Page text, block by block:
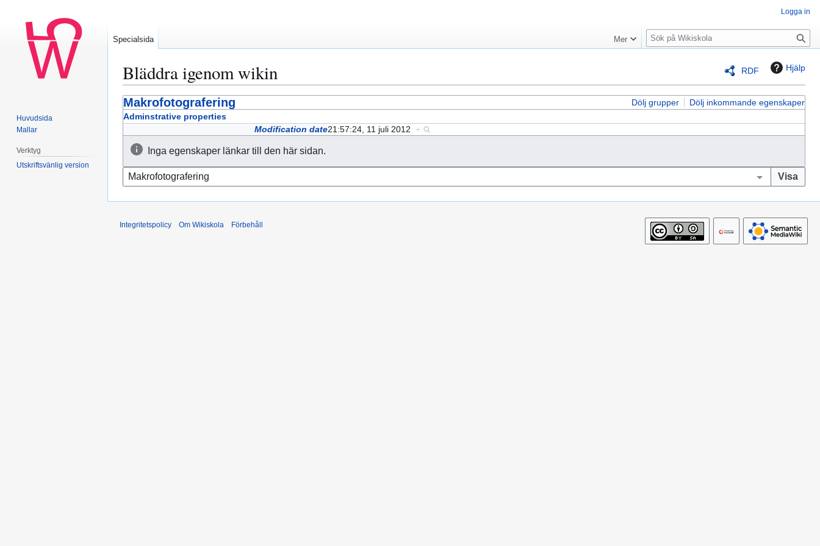
RDF Hjälp
Bläddra igenom wikin
Hoppa
till
Hoppa
till
Makrofotografering Dölj grupper
Dölj inkommande egenskaper
Adminstrative properties
Modification date21:57:24, 11 juli 2012 +
Inga egenskaper länkar till den här sidan.
Logga in
Specialsida Mer
S
ö
Huvudsida
Mallar
Verktyg
Utskriftsvänlig version
Integritetspolicy Om Wikiskola Förbehåll